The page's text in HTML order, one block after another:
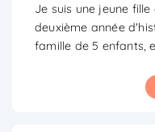
Je suis une jeune
deuxième année
famille de 5 enfants,